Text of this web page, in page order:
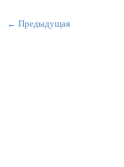
← Предыдущая